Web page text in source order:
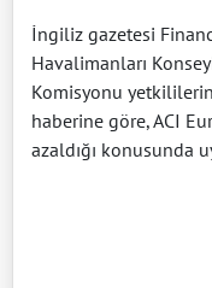
İngiliz gazetesi
Havalimanları
Komisyonu
haberine göre, ACI
azaldığı konusunda